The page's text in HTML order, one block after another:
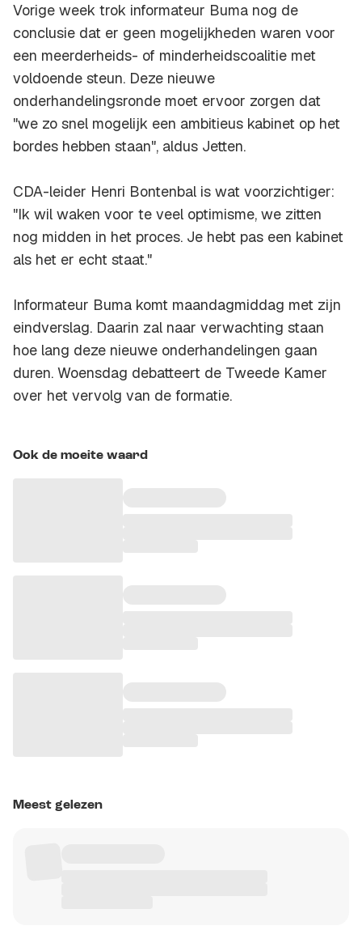
Vorige week trok informateur Buma nog de
conclusie dat er geen mogelijkheden waren voor
een meerderheids- of minderheidscoalitie met
voldoende steun. Deze nieuwe
onderhandelingsronde moet ervoor zorgen dat
"we zo snel mogelijk een ambitieus kabinet op het
bordes hebben staan", aldus Jetten.
CDA-leider Henri Bontenbal is wat voorzichtiger:
"Ik wil waken voor te veel optimisme, we zitten
nog midden in het proces. Je hebt pas een kabinet
als het er echt staat."
Informateur Buma komt maandagmiddag met zijn
eindverslag. Daarin zal naar verwachting staan
hoe lang deze nieuwe onderhandelingen gaan
duren. Woensdag debatteert de Tweede Kamer
over het vervolg van de formatie.
Ook de moeite waard
Meest gelezen